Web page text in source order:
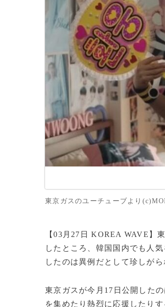
東京ガスのユーチューブより
【03月27日 KOREA WAVE】
したところ、韓国国内でも人
したのは異例だとして珍しがら
東京ガスが今月17日公開した
を集めたり熱烈に応援したりす